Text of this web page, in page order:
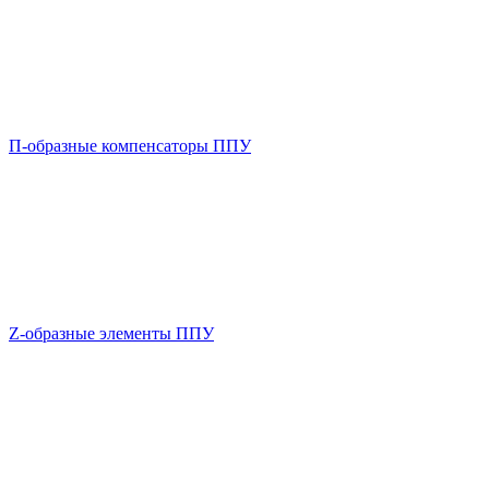
П-образные компенсаторы ППУ
Z-образные элементы ППУ